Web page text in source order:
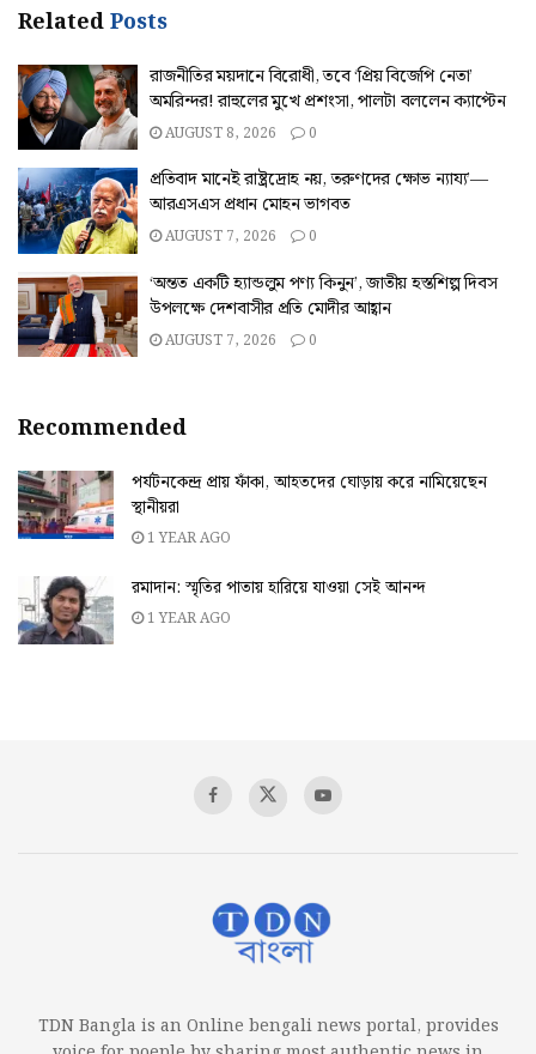
RelatedPosts
রাজনীতির ময়দানে বিরোধী, তবে ‘প্রিয় বিজেপি নেতা’
অমরিন্দর! রাহুলের মুখে প্রশংসা, পালটা বললেন ক্যাপ্টেন
AUGUST 8, 2026 0
প্রতিবাদ মানেই রাষ্ট্রদ্রোহ নয়, তরুণদের ক্ষোভ ন্যায্য’—
আরএসএস প্রধান মোহন ভাগবত
AUGUST 7, 2026 0
‘অন্তত একটি হ্যান্ডলুম পণ্য কিনুন’, জাতীয় হস্তশিল্প দিবস
উপলক্ষে দেশবাসীর প্রতি মোদীর আহ্বান
AUGUST 7, 2026 0
Recommended
পর্যটনকেন্দ্র প্রায় ফাঁকা, আহতদের ঘোড়ায় করে নামিয়েছেন
স্থানীয়রা
1 YEAR AGO
রমাদান: স্মৃতির পাতায় হারিয়ে যাওয়া সেই আনন্দ
1 YEAR AGO
TDN Bangla is an Online bengali news portal, provides